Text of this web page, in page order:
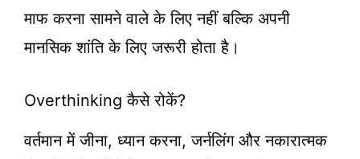
माफ करना सामने वाले के लिए नहीं बल्कि अपनी
मानसिक शांति के लिए जरूरी होता है।
Overthinking कैसे रोकें?
वर्तमान में जीना, ध्यान करना, जर्नलिंग और नकारात्मक